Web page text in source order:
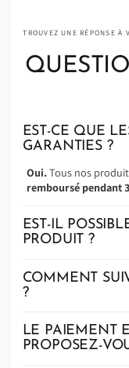
TROUVEZ UNE RÉPONSE À
EST-CE QUE
GARANTIES ?
Oui.Tous nos
remboursé pendant
EST-IL
PRODUIT ?
COMMENT
?
LE PAIEMENT
PROPOSEZ-